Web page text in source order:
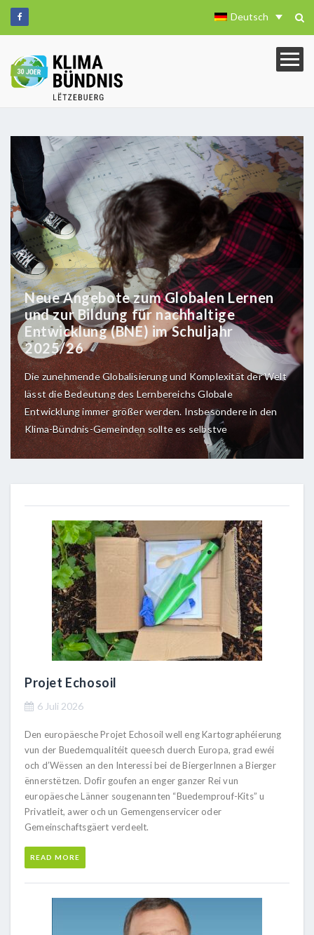
Deutsch
Neue Angebote zum Globalen Lernen
und zur Bildung für nachhaltige
Entwicklung (BNE) im Schuljahr
2025/26
Die zunehmende Globalisierung und Komplexität der Welt
lässt die Bedeutung des Lernbereichs Globale
Entwicklung immer größer werden. Insbesondere in den
Klima-Bündnis-Gemeinden sollte es selbstve
Projet Echosoil
6 Juli 2026
Den europäesche Projet Echosoil well eng Kartographéierung
vun der Buedemqualitéit queesch duerch Europa, grad ewéi
och d’Wëssen an den Interessi bei de BiergerInnen a Bierger
ënnerstëtzen. Dofir goufen an enger ganzer Rei vun
europäesche Länner sougenannten “Buedemprouf-Kits” u
Privatleit, awer och un Gemengenservicer oder
Gemeinschaftsgäert verdeelt.
READ MORE